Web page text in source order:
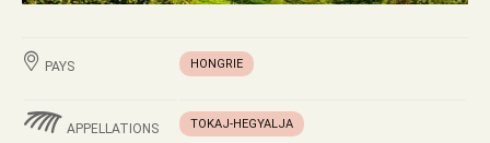
PAYS HONGRIE
APPELLATIONS TOKAJ-HEGYALJA